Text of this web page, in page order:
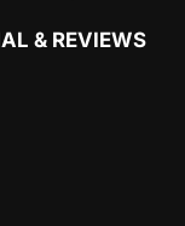
& REVIEWS